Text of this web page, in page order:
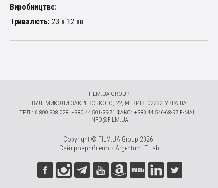
Виробництво:
Тривалість: 23 х 12 хв
FILM.UA GROUP
ВУЛ. МИКОЛИ ЗАКРЕВСЬКОГО, 22, М. КИЇВ, 02232, УКРАЇНА
ТЕЛ.: 0 800 308 028, +380 44 501-39-71 ФАКС: +380 44 546-68-97 E-MAIL:
INFO@FILM.UA
Copyright © FILM.UA Group 2026.
Сайт розроблено в Argentum IT Lab